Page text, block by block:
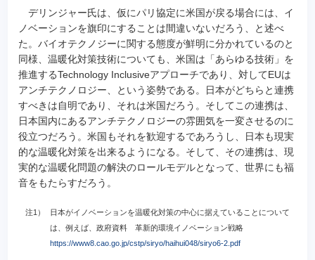
デリンジャー氏は、仮にパリ協定に米国が戻る場合には、イ
ノベーションを旗印にすることは間違いないだろう、と述べ
た。バイオテクノジーに関する態度が鮮明に分かれているのと
同様、温暖化対策技術についても、米国は「あらゆる技術」を
推進するTechnology Inclusiveアプローチであり、対してEUは
アンチテクノロジー、という姿勢である。日本がどちらと連携
すべきは自明であり、それは米国だろう。そしてこの連携は、
日本国内にあるアンチテクノロジーの雰囲気を一変させるのに
役立つだろう。米国もそれを歓迎するであろうし、日本も現実
的な温暖化対策を出来るようになる。そして、その連携は、現
実的な温暖化問題の解決のロールモデルとなって、世界にも福
音をもたらすだろう。
注1）
日本がイノベーションを温暖化対策の中心に据えていることについて
は、例えば、政府資料 革新的環境イノベーション戦略
https://www8.cao.go.jp/cstp/siryo/haihui048/siryo6-2.pdf